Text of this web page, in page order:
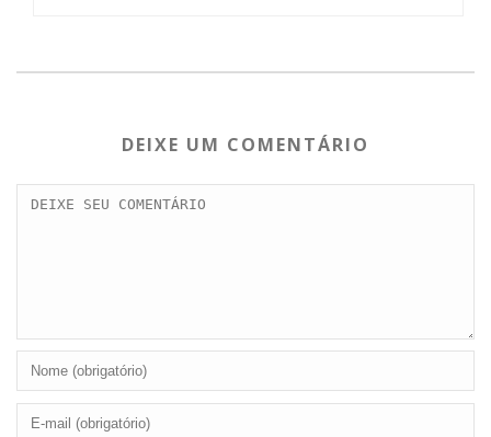
DEIXE UM COMENTÁRIO